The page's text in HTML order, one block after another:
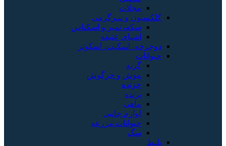
مجلات
کلکسیون و سرگرمی
سکه، تمبر و اسکناس
اشیای عتیقه
دوچرخه، اسکیت، اسکوتر
حیوانات
گربه
موش و خرگوش
خزنده
پرنده
ماهی
لوازم جانبی
حیوانات مزرعه
سگ
بلیط